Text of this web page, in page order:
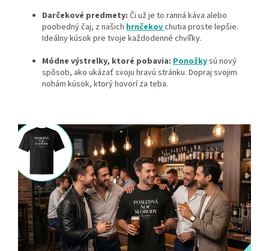
Darčekové predmety: Či už je to ranná káva alebo
poobedný čaj, z našich hrnčekovchutia proste lepšie.
Ideálny kúsok pre tvoje každodenné chvíľky.
Módne výstrelky, ktoré pobavia: Ponožkysú nový
spôsob, ako ukázať svoju hravú stránku. Dopraj svojim
nohám kúsok, ktorý hovorí za teba.